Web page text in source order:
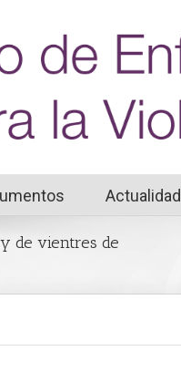
Actualidad
de vientres de